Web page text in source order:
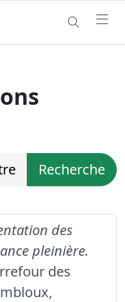
Recherche
des
pleinière.
des